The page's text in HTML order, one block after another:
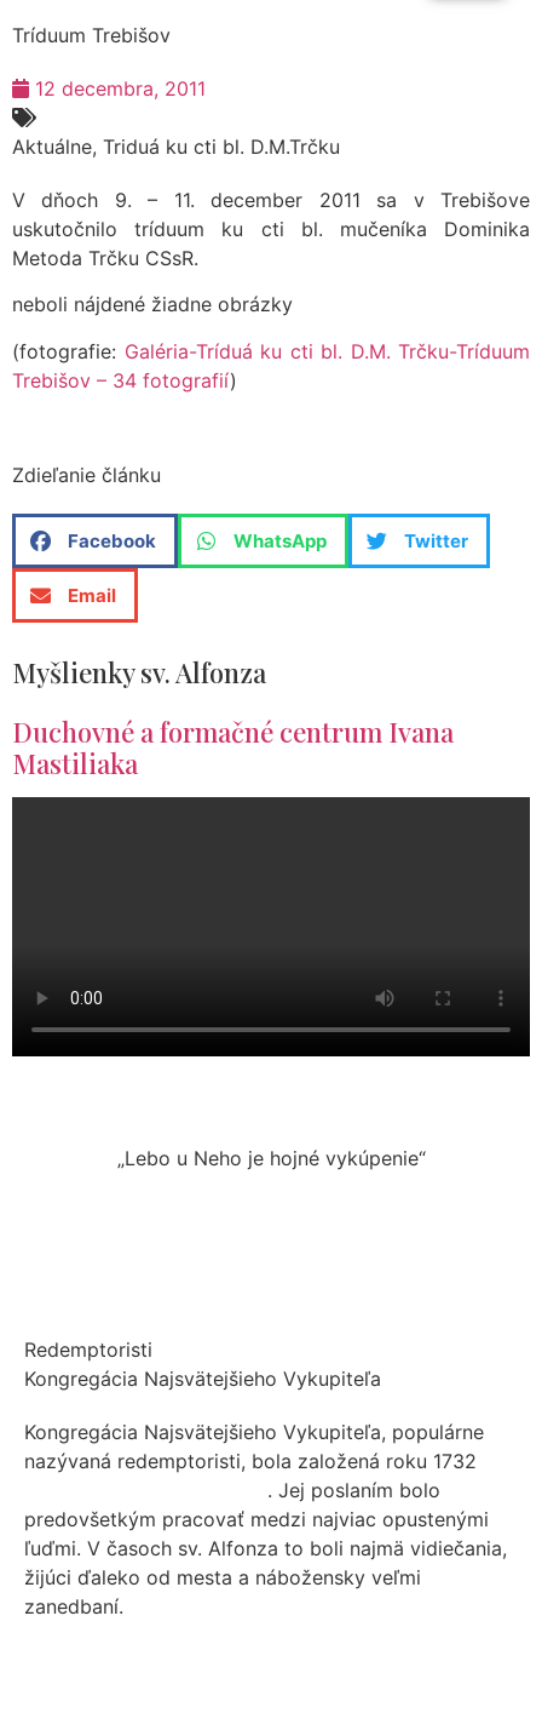
Tríduum Trebišov
12 decembra, 2011
Aktuálne, Triduá ku cti bl. D.M.Trčku
V dňoch 9. – 11. december 2011 sa v Trebišove
uskutočnilo tríduum ku cti bl. mučeníka Dominika
Metoda Trčku CSsR.
neboli nájdené žiadne obrázky
(fotografie: Galéria-Tríduá ku cti bl. D.M. Trčku-Tríduum
Trebišov – 34 fotografií)
Zdieľanie článku
Facebook WhatsApp Twitter
Email
Myšlienky sv. Alfonza
Duchovné a formačné centrum Ivana
Mastiliaka
„Lebo u Neho je hojné vykúpenie“
Redemptoristi
Kongregácia Najsvätejšieho Vykupiteľa
Kongregácia Najsvätejšieho Vykupiteľa, populárne
nazývaná redemptoristi, bola založená roku 1732
. Jej poslaním bolo
predovšetkým pracovať medzi najviac opustenými
ľuďmi. V časoch sv. Alfonza to boli najmä vidiečania,
žijúci ďaleko od mesta a nábožensky veľmi
zanedbaní.